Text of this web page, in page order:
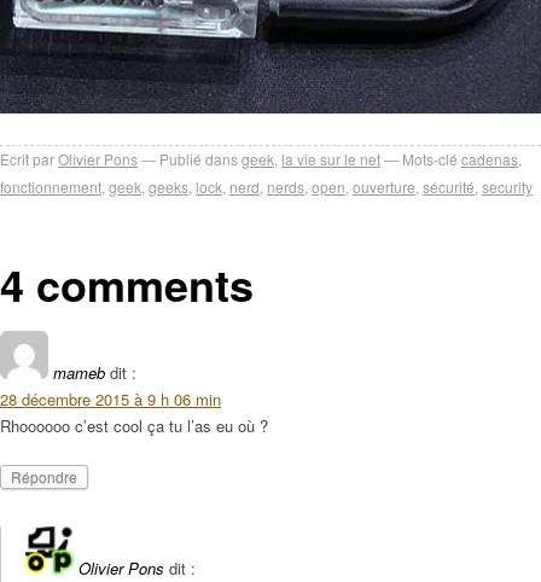
Ecrit parOlivier Pons Publié dansgeek la vie sur le net Mots-clé cadenas
fonctionnement geek geeks lock nerd nerds open ouverture sécurité security
4 comments
mameb dit :
28 décembre 2015 à 9 h 06 min
Rhoooooo c’est cool ça tu l’as eu où ?
Répondre
Olivier Pons dit :